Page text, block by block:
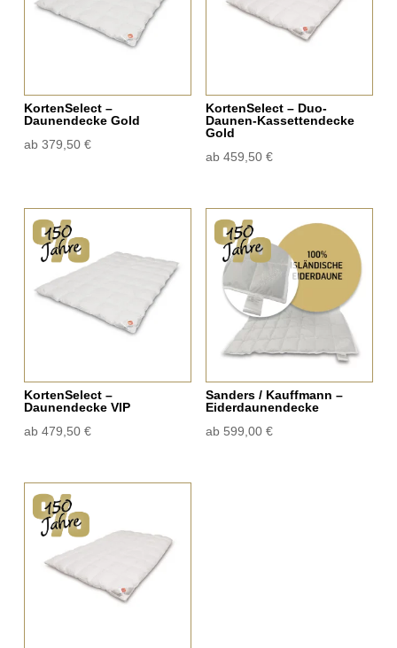
KortenSelect –
Daunendecke Gold
ab379,50€
KortenSelect – Duo-
Daunen-Kassettendecke
Gold
ab 459,50 €
KortenSelect –
Daunendecke VIP
ab479,50€
Sanders / Kauffmann –
Eiderdaunendecke
ab 599,00 €